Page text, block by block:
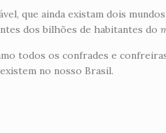
que ainda existam dois
dos bilhões de habitantes do
todos os confrades e
no nosso Brasil.